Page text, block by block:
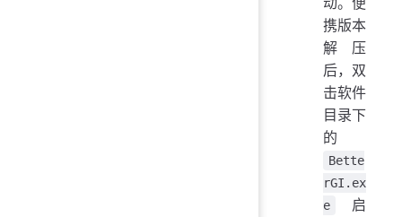
携版本
解压
后，双
击软件
目录下
的
Bette
rGI.ex
e
启